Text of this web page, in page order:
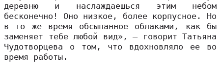
деревню и наслаждаешься этим небом
бесконечно! Оно низкое, более корпусное. Но
в то же время обсыпанное облаками, как бы
заменяет тебе любой вид», – говорит Татьяна
Чудотворцева о том, что вдохновляло ее во
время работы.